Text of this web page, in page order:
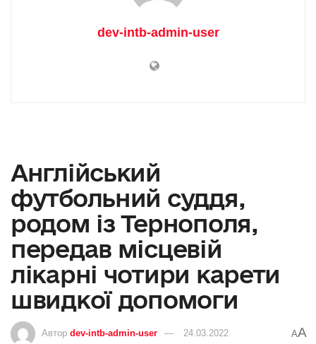
dev-intb-admin-user
Англійський
футбольний суддя,
родом із Тернополя,
передав місцевій
лікарні чотири карети
швидкої допомоги
Автор dev-intb-admin-user 24.03.2022 AA